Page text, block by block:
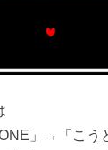
」→「こう